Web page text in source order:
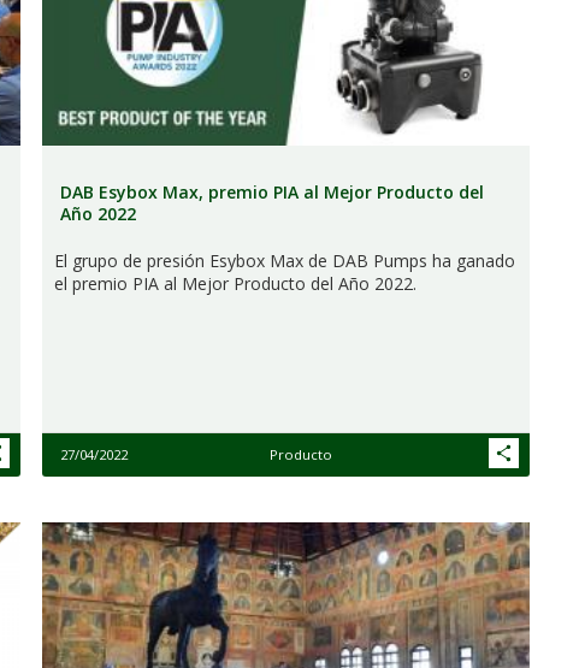
DAB Esybox Max, premio PIA al Mejor Producto del
Año 2022
El grupo de presión Esybox Max de DAB Pumps ha ganado
el premio PIA al Mejor Producto del Año 2022.
27/04/2022 Producto